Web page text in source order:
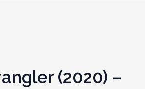
(2020) –